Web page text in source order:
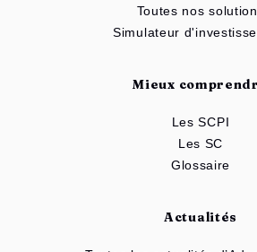
Toutes nos
Simulateur
Mieux
Les SCPI
Les SC
Glossaire
Actualités